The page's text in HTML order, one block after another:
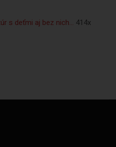
s deťmi aj bez nich… 414x